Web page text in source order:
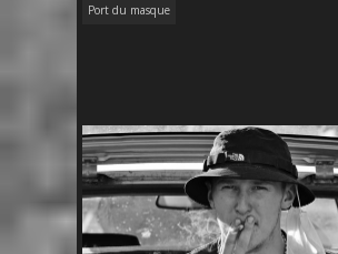
Port du masque